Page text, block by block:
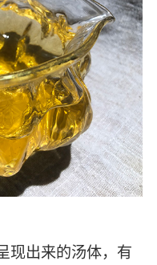
现出来的汤体，有